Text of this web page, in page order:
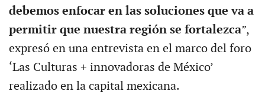
debemos enfocar en las soluciones que va a
permitir que nuestra región se fortalezca”,
expresó en una entrevista en el marco del foro
‘Las Culturas + innovadoras de México’
realizado en la capital mexicana.